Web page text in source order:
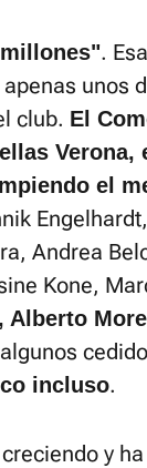
.
apenas unos
club. El
Verona,
el
Engelhardt,
Andrea
Kone,
Alberto
incluso.
y